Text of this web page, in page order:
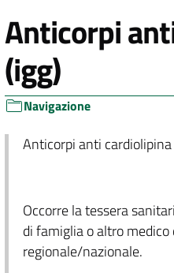
Anticorpi
(igg)
Navigazione
Anticorpi anti cardiolipina
Occorre la tessera
di famiglia o altro
regionale/nazionale.